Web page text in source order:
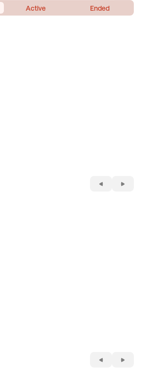
Active Ended